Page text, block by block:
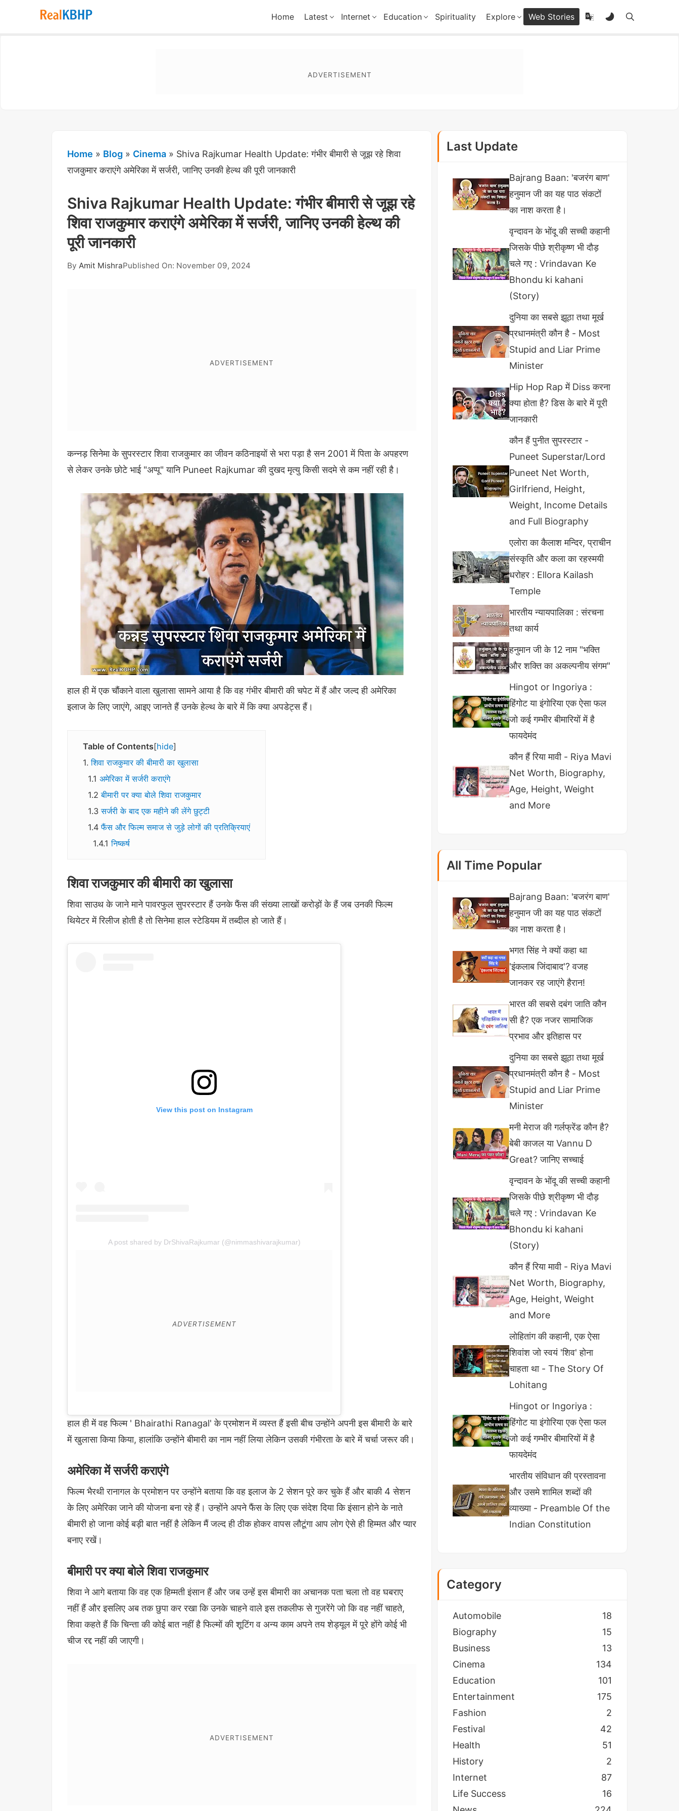
RealKBHP Home Latest Internet Education Spirituality Explore Web Stories
Home » Blog » Cinema » Shiva Rajkumar Health Update: गंभीर बीमारी से जूझ रहे शिवा
राजकुमार कराएंगे अमेरिका में सर्जरी, जानिए उनकी हेल्थ की पूरी जानकारी
Shiva Rajkumar Health Update: गंभीर बीमारी से जूझ रहे
शिवा राजकुमार कराएंगे अमेरिका में सर्जरी, जानिए उनकी हेल्थ की
पूरी जानकारी
By Amit MishraPublished On: November 09, 2024
कन्नड़ सिनेमा के सुपरस्टार शिवा राजकुमार का जीवन कठिनाइयों से भरा पड़ा है सन 2001 में पिता के अपहरण
से लेकर उनके छोटे भाई "अप्पू" यानि Puneet Rajkumar की दुखद मृत्यु किसी सदमे से कम नहीं रही है।
हाल ही में एक चौंकाने वाला खुलासा सामने आया है कि वह गंभीर बीमारी की चपेट में हैं और जल्द ही अमेरिका
इलाज के लिए जाएंगे, आइए जानते हैं उनके हेल्थ के बारे में कि क्या अपडेट्स हैं।
Table of Contents hide
शिवा राजकुमार की बीमारी का खुलासा
अमेरिका में सर्जरी कराएंगे
बीमारी पर क्या बोले शिवा राजकुमार
सर्जरी के बाद एक महीने की लेंगे छुट्टी
फैंस और फिल्म समाज से जुड़े लोगों की प्रतिक्रियाएं
निष्कर्ष
शिवा राजकुमार की बीमारी का खुलासा
शिवा साउथ के जाने माने पावरफुल सुपरस्टार हैं उनके फैंस की संख्या लाखों करोड़ों के हैं जब उनकी फिल्म
थियेटर में रिलीज होती है तो सिनेमा हाल स्टेडियम में तब्दील हो जाते हैं।
View this post on Instagram
A post shared by DrShivaRajkumar (@nimmashivarajkumar)
हाल ही में वह फिल्म ' Bhairathi Ranagal' के प्रमोशन में व्यस्त हैं इसी बीच उन्होंने अपनी इस बीमारी के बारे
में खुलासा किया किया, हालांकि उन्होंने बीमारी का नाम नहीं लिया लेकिन उसकी गंभीरता के बारे में चर्चा जरूर की।
अमेरिका में सर्जरी कराएंगे
फिल्म भैरथी रानागल के प्रमोशन पर उन्होंने बताया कि वह इलाज के 2 सेशन पूरे कर चुके हैं और बाकी 4 सेशन
के लिए अमेरिका जाने की योजना बना रहे हैं। उन्होंने अपने फैंस के लिए एक संदेश दिया कि इंसान होने के नाते
बीमारी हो जाना कोई बड़ी बात नहीं है लेकिन मैं जल्द ही ठीक होकर वापस लौटूंगा आप लोग ऐसे ही हिम्मत और प्यार
बनाए रखें।
बीमारी पर क्या बोले शिवा राजकुमार
शिवा ने आगे बताया कि वह एक हिम्मती इंसान हैं और जब उन्हें इस बीमारी का अचानक पता चला तो वह घबराए
नहीं हैं और इसलिए अब तक छुपा कर रखा कि उनके चाहने वाले इस तकलीफ से गुजरेंगे जो कि वह नहीं चाहते,
शिवा कहते हैं कि चिन्ता की कोई बात नहीं है फिल्मों की शूटिंग व अन्य काम अपने तय शेड्यूल में पूरे होंगे कोई भी
चीज रद्द नहीं की जाएगी।
Last Update
Bajrang Baan: 'बजरंग बाण'
हनुमान जी का यह पाठ संकटों
का नाश करता है।
वृन्दावन के भोंदू की सच्ची कहानी
जिसके पीछे श्रीकृष्ण भी दौड़
चले गए : Vrindavan Ke
Bhondu ki kahani
(Story)
दुनिया का सबसे झूठा तथा मूर्ख
प्रधानमंत्री कौन है - Most
Stupid and Liar Prime
Minister
Hip Hop Rap में Diss करना
क्या होता है? डिस के बारे में पूरी
जानकारी
कौन हैं पुनीत सुपरस्टार -
Puneet Superstar/Lord
Puneet Net Worth,
Girlfriend, Height,
Weight, Income Details
and Full Biography
एलोरा का कैलाश मन्दिर, प्राचीन
संस्कृति और कला का रहस्मयी
धरोहर : Ellora Kailash
Temple
भारतीय न्यायपालिका : संरचना
तथा कार्य
हनुमान जी के 12 नाम "भक्ति
और शक्ति का अकल्पनीय संगम"
Hingot or Ingoriya :
हिंगोट या इंगोरिया एक ऐसा फल
जो कई गम्भीर बीमारियों में है
फायदेमंद
कौन हैं रिया मावी - Riya Mavi
Net Worth, Biography,
Age, Height, Weight
and More
All Time Popular
Bajrang Baan: 'बजरंग बाण'
हनुमान जी का यह पाठ संकटों
का नाश करता है।
भगत सिंह ने क्यों कहा था
'इंकलाब जिंदाबाद'? वजह
जानकर रह जाएंगे हैरान!
भारत की सबसे दबंग जाति कौन
सी है? एक नजर सामाजिक
प्रभाव और इतिहास पर
दुनिया का सबसे झूठा तथा मूर्ख
प्रधानमंत्री कौन है - Most
Stupid and Liar Prime
Minister
मनी मेराज की गर्लफ्रेंड कौन है?
बेबी काजल या Vannu D
Great? जानिए सच्चाई
वृन्दावन के भोंदू की सच्ची कहानी
जिसके पीछे श्रीकृष्ण भी दौड़
चले गए : Vrindavan Ke
Bhondu ki kahani
(Story)
कौन हैं रिया मावी - Riya Mavi
Net Worth, Biography,
Age, Height, Weight
and More
लोहितांग की कहानी, एक ऐसा
शिवांश जो स्वयं 'शिव' होना
चाहता था - The Story Of
Lohitang
Hingot or Ingoriya :
हिंगोट या इंगोरिया एक ऐसा फल
जो कई गम्भीर बीमारियों में है
फायदेमंद
भारतीय संविधान की प्रस्तावना
और उसमे शामिल शब्दों की
व्याख्या - Preamble Of the
Indian Constitution
Category
Automobile
18
Biography
15
Business
13
Cinema
134
Education
101
Entertainment
175
Fashion
2
Festival
42
Health
51
History
2
Internet
87
Life Success
16